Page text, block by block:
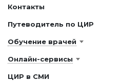
Контакты
Путеводитель по ЦИР
Обучение врачей
Онлайн-сервисы
ЦИР в СМИ